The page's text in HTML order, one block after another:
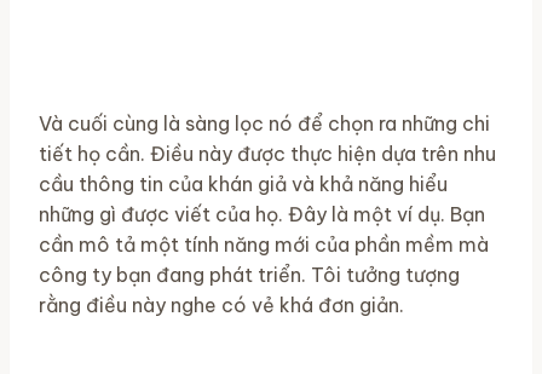
Và cuối cùng là sàng lọc nó để chọn ra những chi
tiết họ cần. Điều này được thực hiện dựa trên nhu
cầu thông tin của khán giả và khả năng hiểu
những gì được viết của họ. Đây là một ví dụ. Bạn
cần mô tả một tính năng mới của phần mềm mà
công ty bạn đang phát triển. Tôi tưởng tượng
rằng điều này nghe có vẻ khá đơn giản.